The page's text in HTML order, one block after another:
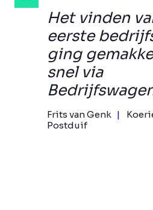
Het vinden
eerste
ging
snel via
Frits van Genk
Postduif